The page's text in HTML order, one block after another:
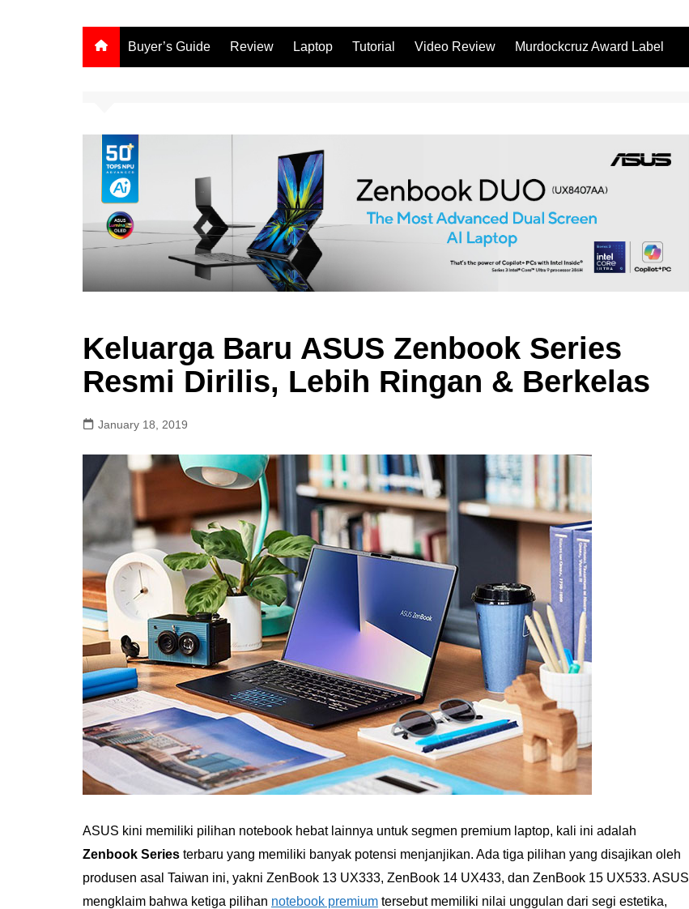
Buyer’s Guide Review Laptop Tutorial Video Review Murdockcruz Award Label
Keluarga Baru ASUS Zenbook Series
Resmi Dirilis, Lebih Ringan & Berkelas
January 18, 2019
ASUS kini memiliki pilihan notebook hebat lainnya untuk segmen premium laptop, kali ini adalah
Zenbook Series terbaru yang memiliki banyak potensi menjanjikan. Ada tiga pilihan yang disajikan oleh
produsen asal Taiwan ini, yakni ZenBook 13 UX333, ZenBook 14 UX433, dan ZenBook 15 UX533. ASUS
mengklaim bahwa ketiga pilihan notebook premium tersebut memiliki nilai unggulan dari segi estetika,